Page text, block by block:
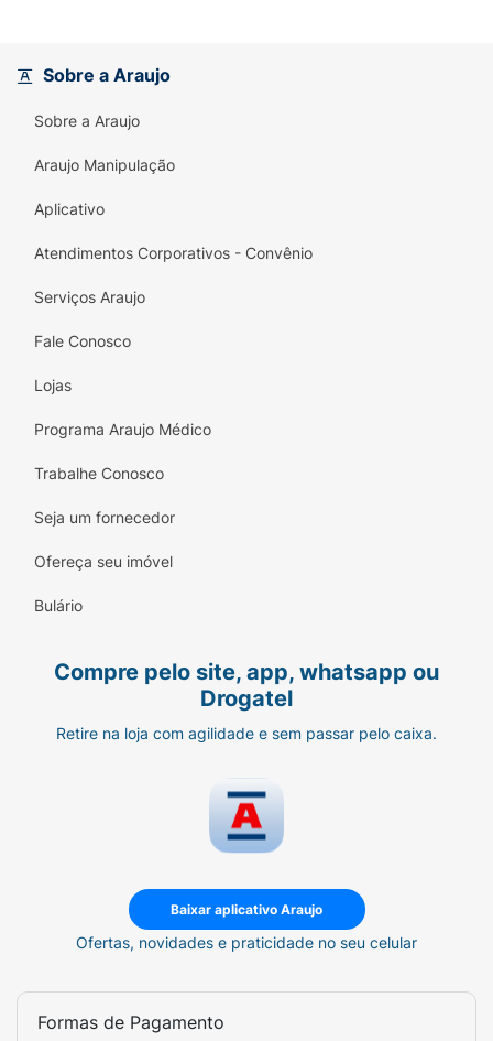
Sobre a Araujo
Sobre a Araujo
Araujo Manipulação
Aplicativo
Atendimentos Corporativos - Convênio
Serviços Araujo
Fale Conosco
Lojas
Programa Araujo Médico
Trabalhe Conosco
Seja um fornecedor
Ofereça seu imóvel
Bulário
Compre pelo site, app, whatsapp ou
Drogatel
Retire na loja com agilidade e sem passar pelo caixa.
Baixar aplicativo Araujo
Ofertas, novidades e praticidade no seu celular
Formas de Pagamento